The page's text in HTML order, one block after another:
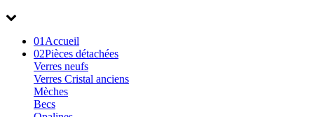
01 Accueil
02Pièces détachées
Verres neufs
Verres Cristal anciens
Mèches
Becs